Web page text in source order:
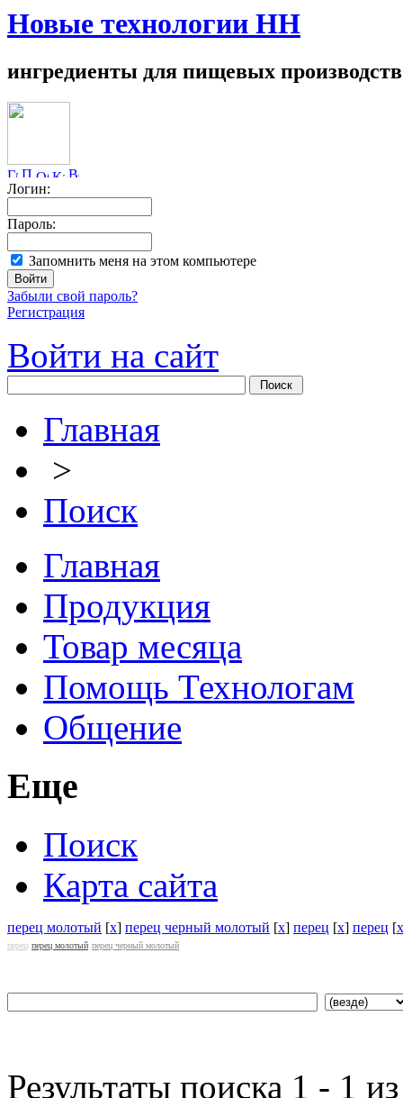
Новые технологии НН
ингредиенты для пищевых производств
Логин:
Пароль:
Запомнить меня на этом компьютере
Забыли свой пароль?
Регистрация
Войти на сайт
Главная
>
Поиск
Главная
Продукция
Товар месяца
Помощь Технологам
Общение
Еще
Поиск
Карта сайта
перец молотый [x] перец черный молотый [x] перец [x] перец [x
перец перец молотый перец черный молотый
Результаты поиска 1 - 1